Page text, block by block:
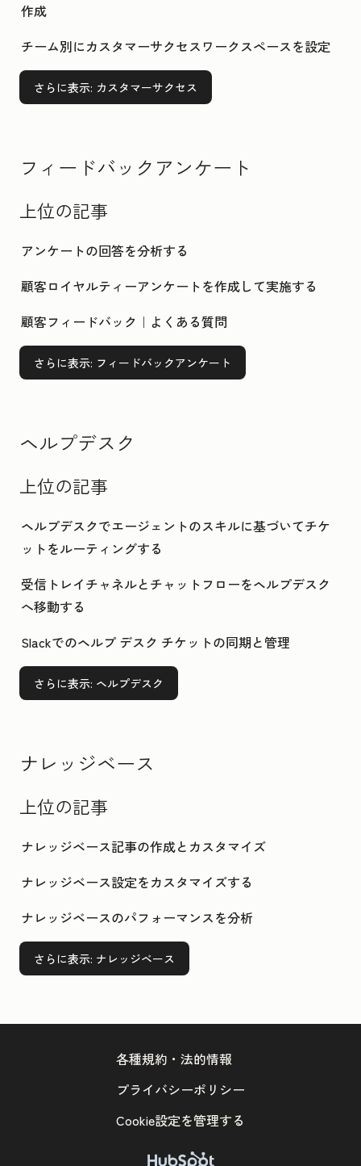
作成
チーム別にカスタマーサクセスワークスペースを設定
さらに表示: カスタマーサクセス
フィードバックアンケート
上位の記事
アンケートの回答を分析する
顧客ロイヤルティーアンケートを作成して実施する
顧客フィードバック｜よくある質問
さらに表示: フィードバックアンケート
ヘルプデスク
上位の記事
ヘルプデスクでエージェントのスキルに基づいてチケ
ットをルーティングする
受信トレイチャネルとチャットフローをヘルプデスク
へ移動する
Slackでのヘルプ デスク チケットの同期と管理
さらに表示: ヘルプデスク
ナレッジベース
上位の記事
ナレッジベース記事の作成とカスタマイズ
ナレッジベース設定をカスタマイズする
ナレッジベースのパフォーマンスを分析
さらに表示: ナレッジベース
各種規約・法的情報
プライバシーポリシー
Cookie設定を管理する